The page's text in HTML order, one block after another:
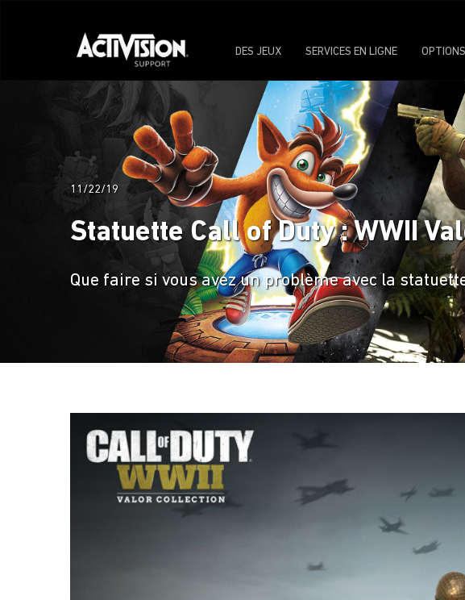
DES JEUX SERVICES EN LIGNE
11/22/19
Statuette Call of Duty : WWII
Que faire si vous avez un problème avec la